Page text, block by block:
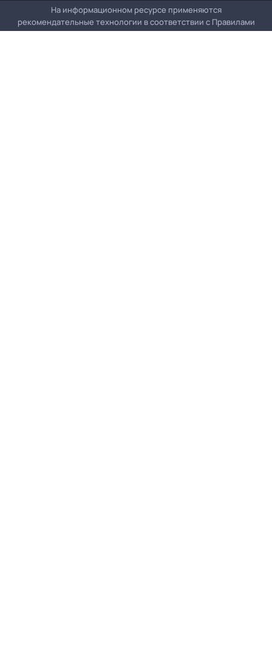
На информационном ресурсе применяются
рекомендательные технологии в соответствии с Правилами